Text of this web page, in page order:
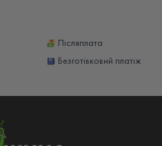
Післяплата
Безготівковий платіж